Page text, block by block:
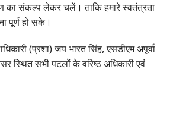
का संकल्प लेकर चलें। ताकि हमारे स्वतंत्रता
पूर्ण हो सके।
(प्रशा) जय भारत सिंह, एसडीएम अपूर्वा
स्थित सभी पटलों के वरिष्ठ अधिकारी एवं